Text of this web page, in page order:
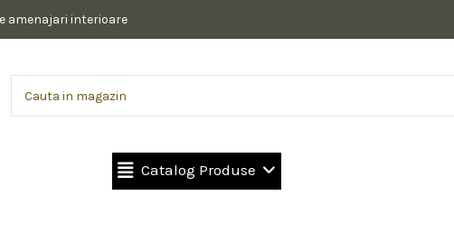
amenajari interioare
Catalog Produse